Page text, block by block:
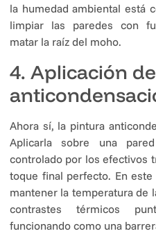
la humedad ambiental está
limpiar las paredes con
matar la raíz del moho.
4. Aplicación
Ahora sí, la pintura
Aplicarla sobre una
controlado por los efectivos
toque final perfecto. En
mantener la temperatura de
contrastes térmicos
funcionando como una